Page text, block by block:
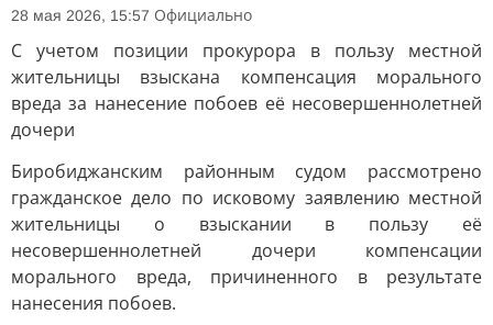
28 мая 2026, 15:57 Официально
С учетом позиции прокурора в пользу местной
жительницы взыскана компенсация морального
вреда за нанесение побоев её несовершеннолетней
дочери
Биробиджанским районным судом рассмотрено
гражданское дело по исковому заявлению местной
жительницы о взыскании в пользу её
несовершеннолетней дочери компенсации
морального вреда, причиненного в результате
нанесения побоев.